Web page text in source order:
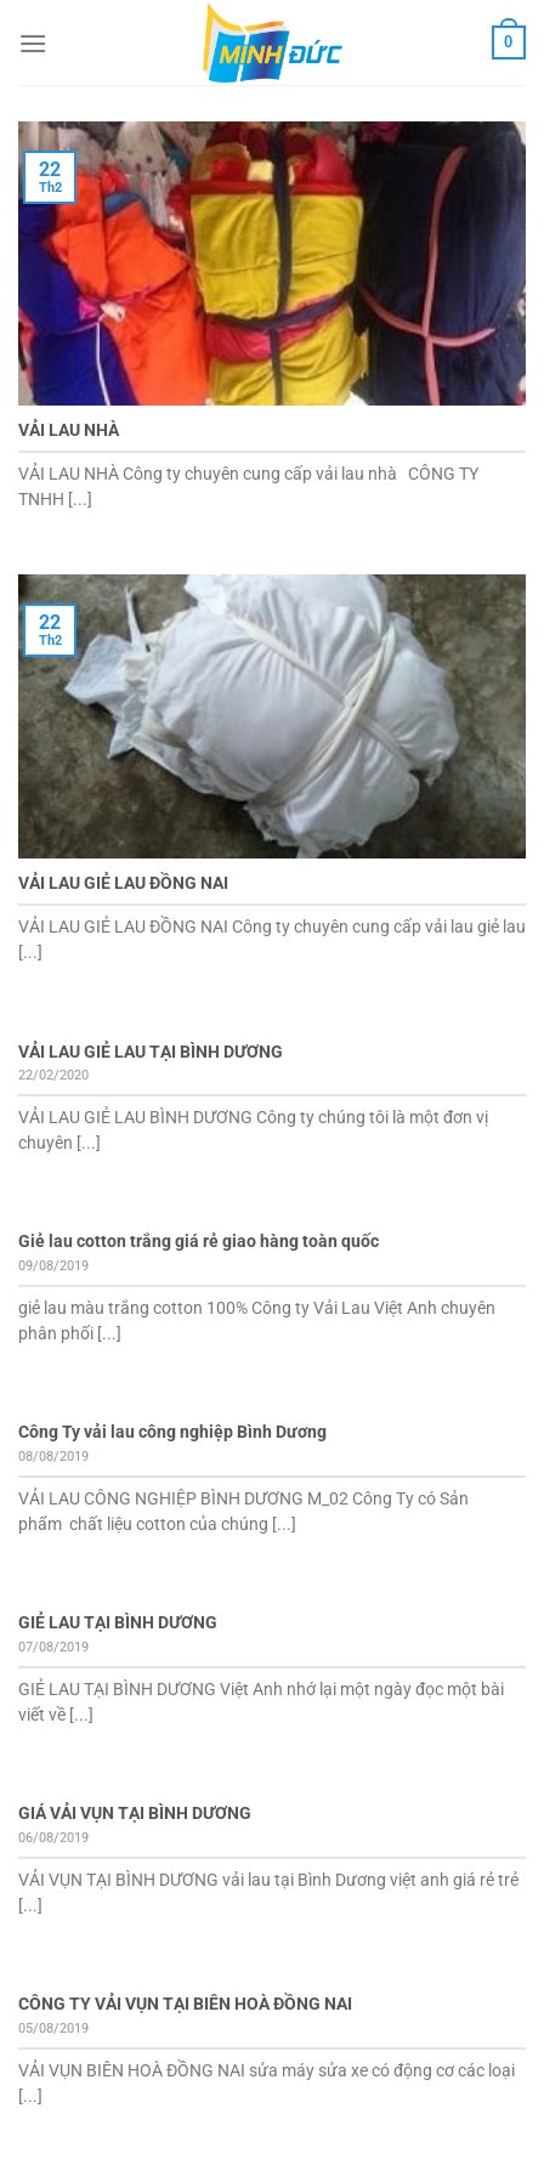
đến
0
VẢI LAU NHÀ
VẢI LAU NHÀ Công ty chuyên cung cấp vải lau nhà CÔNG TY
TNHH [...]
22
Th2
VẢI LAU GIẺ LAU ĐỒNG NAI
VẢI LAU GIẺ LAU ĐỒNG NAI Công ty chuyên cung cấp vải lau giẻ lau
[...]
22
Th2
VẢI LAU GIẺ LAU TẠI BÌNH DƯƠNG
22/02/2020
VẢI LAU GIẺ LAU BÌNH DƯƠNG Công ty chúng tôi là một đơn vị
chuyên [...]
Giẻ lau cotton trắng giá rẻ giao hàng toàn quốc
09/08/2019
giẻ lau màu trắng cotton 100% Công ty Vải Lau Việt Anh chuyên
phân phối [...]
Công Ty vải lau công nghiệp Bình Dương
08/08/2019
VẢI LAU CÔNG NGHIỆP BÌNH DƯƠNG M_02 Công Ty có Sản
phẩm chất liệu cotton của chúng [...]
GIẺ LAU TẠI BÌNH DƯƠNG
07/08/2019
GIẺ LAU TẠI BÌNH DƯƠNG Việt Anh nhớ lại một ngày đọc một bài
viết về [...]
GIÁ VẢI VỤN TẠI BÌNH DƯƠNG
06/08/2019
VẢI VỤN TẠI BÌNH DƯƠNG vải lau tại Bình Dương việt anh giá rẻ trẻ
[...]
CÔNG TY VẢI VỤN TẠI BIÊN HOÀ ĐỒNG NAI
05/08/2019
VẢI VỤN BIÊN HOÀ ĐỒNG NAI sửa máy sửa xe có động cơ các loại
[...]